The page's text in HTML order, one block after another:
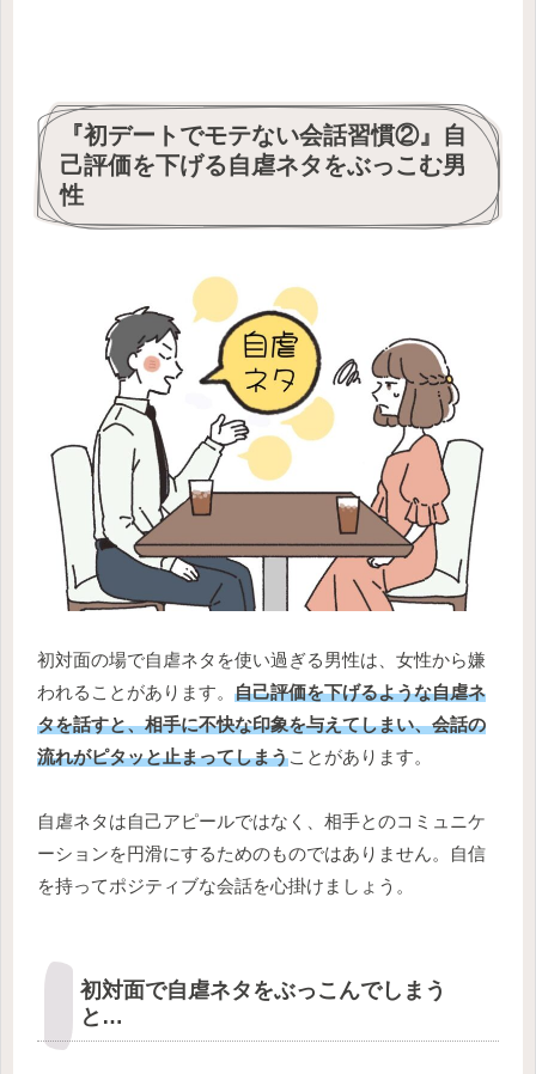
『初デートでモテない会話習慣②』自
己評価を下げる自虐ネタをぶっこむ男
性
初対面の場で自虐ネタを使い過ぎる男性は、女性から嫌
われることがあります。 自己評価を下げるような自虐ネ
タを話すと、相手に不快な印象を与えてしまい、会話の
流れがピタッと止まってしまうことがあります。
自虐ネタは自己アピールではなく、相手とのコミュニケ
ーションを円滑にするためのものではありません。自信
を持ってポジティブな会話を心掛けましょう。
初対面で自虐ネタをぶっこんでしまう
と…